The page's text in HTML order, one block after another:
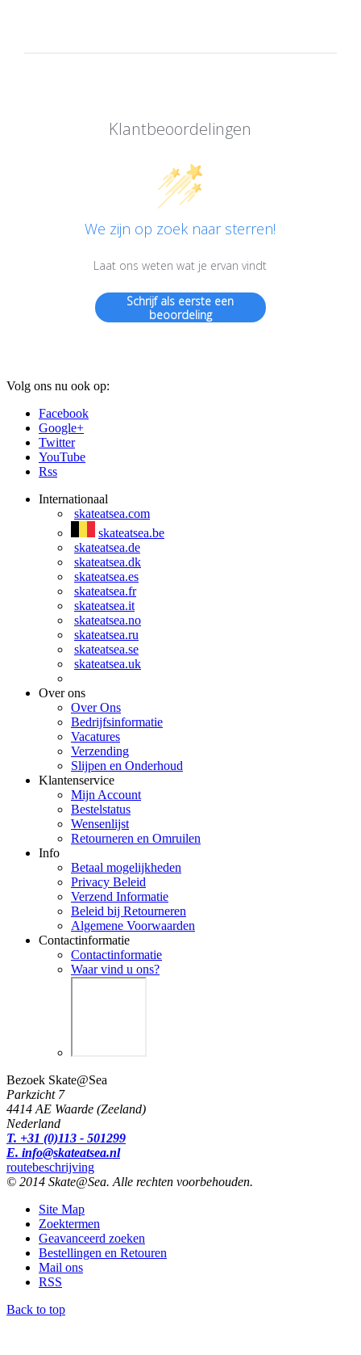
Klantbeoordelingen
We zijn op zoek naar sterren!
Laat ons weten wat je ervan vindt
Schrijf als eerste een
beoordeling
Volg ons nu ook op:
Facebook
Google+
Twitter
YouTube
Rss
Internationaal
skateatsea.com
skateatsea.be
skateatsea.de
skateatsea.dk
skateatsea.es
skateatsea.fr
skateatsea.it
skateatsea.no
skateatsea.ru
skateatsea.se
skateatsea.uk
Over ons
Over Ons
Bedrijfsinformatie
Vacatures
Verzending
Slijpen en Onderhoud
Klantenservice
Mijn Account
Bestelstatus
Wensenlijst
Retourneren en Omruilen
Info
Betaal mogelijkheden
Privacy Beleid
Verzend Informatie
Beleid bij Retourneren
Algemene Voorwaarden
Contactinformatie
Contactinformatie
Waar vind u ons?
Bezoek Skate@Sea
Parkzicht 7
4414 AE Waarde (Zeeland)
Nederland
T. +31 (0)113 - 501299
E. info@skateatsea.nl
routebeschrijving
© 2014 Skate@Sea. Alle rechten voorbehouden.
Site Map
Zoektermen
Geavanceerd zoeken
Bestellingen en Retouren
Mail ons
RSS
Back to top